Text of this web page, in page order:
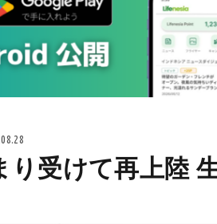
り受けて再上陸